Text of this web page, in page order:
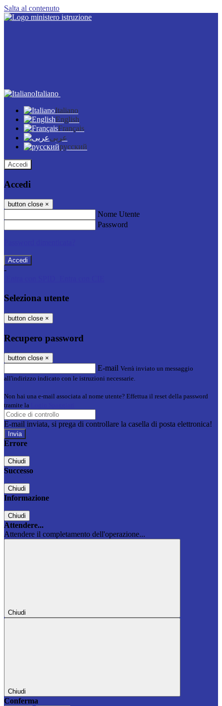
Salta al contenuto
Italiano
Italiano
English
Français
عربى
русский
Accedi
Accedi
button close ×
Nome Utente
Password
-
Seleziona utente
button close ×
Recupero password
button close ×
E-mail Verrà inviato un messaggio
all'indirizzo indicato con le istruzioni necessarie.
Non hai una e-mail associata al nome utente? Effettua il reset della password
tramite la
E-mail inviata, si prega di controllare la casella di posta elettronica!
Errore
Chiudi
Successo
Chiudi
Informazione
Chiudi
Attendere...
Attendere il completamento dell'operazione...
Chiudi
Chiudi
Conferma